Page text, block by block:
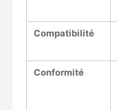
Compatibilité
Conformité